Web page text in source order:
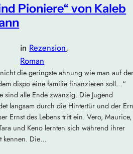
Pioniere“ von Kaleb
in Rezension
Roman
die geringste ahnung wie man auf der
dispo eine familie finanzieren soll…“
sind alle Ende zwanzig. Die Jugend
langsam durch die Hintertür und der
Ernst des Lebens tritt ein. Vero, Maurice,
und Keno lernten sich während ihrer
kennen. Die…